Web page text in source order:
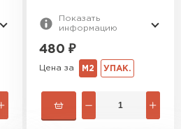
Показать
информацию
480 ₽
Цена за М2 УПАК.
система